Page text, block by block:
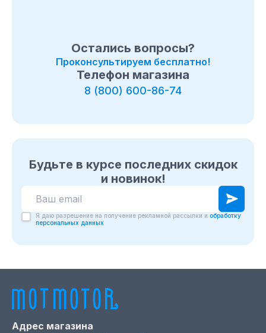
Остались вопросы?
Проконсультируем бесплатно!
Телефон магазина
8 (800) 600-86-74
Будьте в курсе последних скидок
и новинок!
Я даю разрешение на получение рекламной рассылки и обработку
персональных данных
Адрес магазина